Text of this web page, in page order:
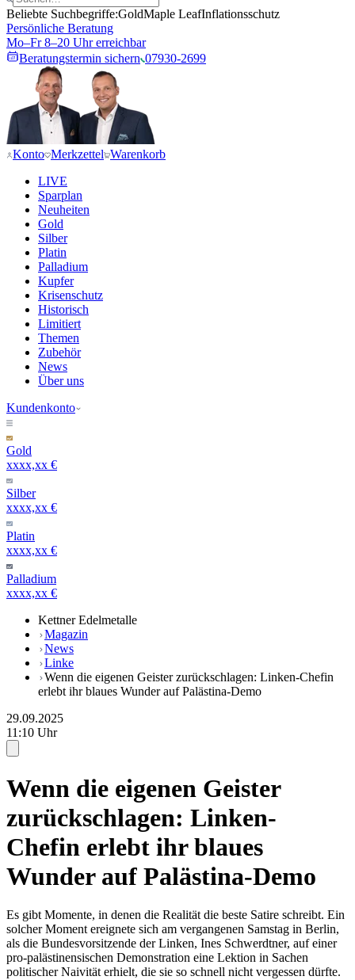
Beliebte Suchbegriffe:GoldMaple LeafInflationsschutz
Persönliche Beratung
Mo–Fr 8–20 Uhr erreichbar
Beratungstermin sichern 07930-2699
Konto Merkzettel Warenkorb
LIVE
Sparplan
Neuheiten
Gold
Silber
Platin
Palladium
Kupfer
Krisenschutz
Historisch
Limitiert
Themen
Zubehör
News
Über uns
Kundenkonto
Gold
xxxx,xx €
Silber
xxxx,xx €
Platin
xxxx,xx €
Palladium
xxxx,xx €
Kettner Edelmetalle
Magazin
News
Linke
Wenn die eigenen Geister zurückschlagen: Linken-Chefin
erlebt ihr blaues Wunder auf Palästina-Demo
29.09.2025
11:10 Uhr
Wenn die eigenen Geister
zurückschlagen: Linken-
Chefin erlebt ihr blaues
Wunder auf Palästina-Demo
Es gibt Momente, in denen die Realität die beste Satire schreibt. Ein
solcher Moment ereignete sich am vergangenen Samstag in Berlin,
als die Bundesvorsitzende der Linken, Ines Schwerdtner, auf einer
pro-palästinensischen Demonstration eine Lektion in Sachen
politischer Naivität erhielt, die sie so schnell nicht vergessen dürfte.